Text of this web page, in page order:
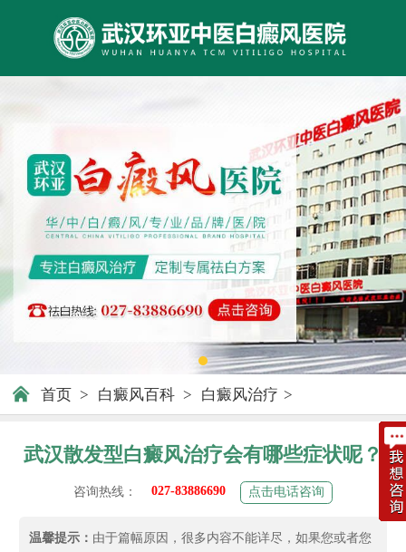
首页 > 白癜风百科 > 白癜风治疗 >
武汉散发型白癜风治疗会有哪些症状呢？
咨询热线： 027-83886690 点击电话咨询
温馨提示： 由于篇幅原因，很多内容不能详尽，如果您或者您